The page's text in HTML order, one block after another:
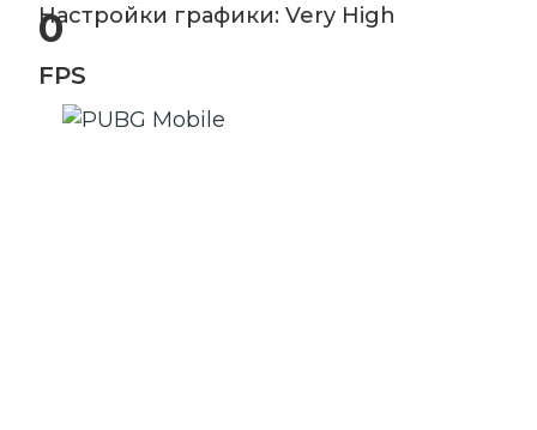
0
FPS
Настройки графики: Very High